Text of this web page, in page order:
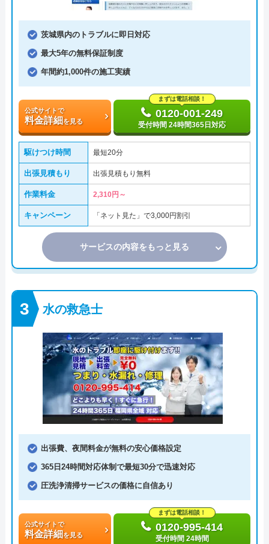
茨城県内のトラブルに即日対応
最大5年の無料保証制度
年間約1,000件の施工実績
公式サイトで
料金詳細を見る
まずは電話相談！
0120-001-249
受付時間 24時間365日対応
駆けつけ時間 最短20分
出張見積もり 出張見積もり無料
作業料金 2,310円～
キャンペーン 「ネット見た」で3,000円割引
サービスの内容をもっと見る
水の救急士
出張費、夜間料金が無料の安心価格設定
365日24時間対応体制で最短30分で迅速対応
圧洗浄清掃サービスの価格に自信あり
公式サイトで
料金詳細を見る
まずは電話相談！
0120-995-414
受付時間 24時間